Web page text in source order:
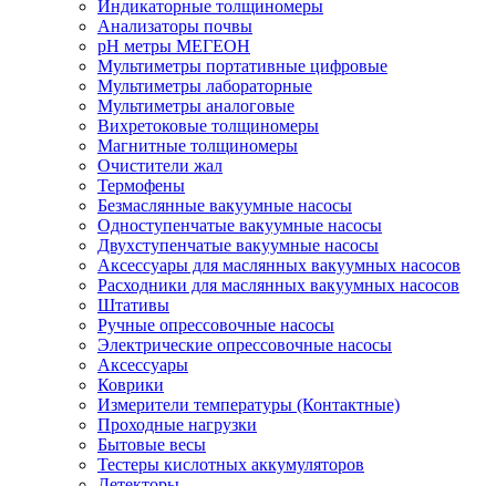
Индикаторные толщиномеры
Анализаторы почвы
рН метры МЕГЕОН
Мультиметры портативные цифровые
Мультиметры лабораторные
Мультиметры аналоговые
Вихретоковые толщиномеры
Магнитные толщиномеры
Очистители жал
Термофены
Безмаслянные вакуумные насосы
Одноступенчатые вакуумные насосы
Двухступенчатые вакуумные насосы
Аксессуары для маслянных вакуумных насосов
Расходники для маслянных вакуумных насосов
Штативы
Ручные опрессовочные насосы
Электрические опрессовочные насосы
Аксессуары
Коврики
Измерители температуры (Контактные)
Проходные нагрузки
Бытовые весы
Тестеры кислотных аккумуляторов